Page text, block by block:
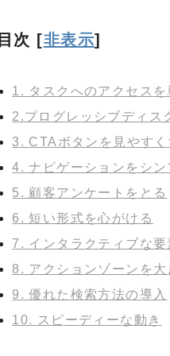
目次 [非表示]
1. タスクへのアクセスを
2.プログレッシブディス
3. CTAボタンを見やすく
4. ナビゲーションをシン
5. 顧客アンケートをとる
6. 短い形式を心がける
7. インタラクティブな
8. アクションゾーンを大
9. 優れた検索方法の導入
10. スピーディーな動き